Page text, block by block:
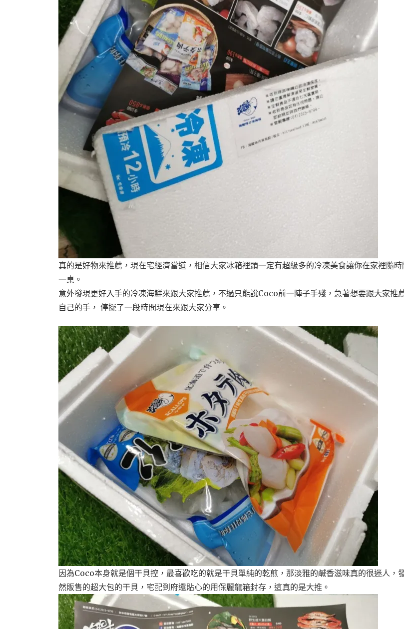
真的是好物來推薦，現在宅經濟當道，相信大家冰箱裡頭一定有超級多的冷凍美食讓你在家裡隨
一桌。
意外發現更好入手的冷凍海鮮來跟大家推薦，不過只能說Coco前一陣子手殘，急著想要跟大家推
自己的手， 停擺了一段時間現在來跟大家分享。
因為Coco本身就是個干貝控，最喜歡吃的就是干貝單純的乾煎，那淡雅的鹹香滋味真的很迷人，
然販售的超大包的干貝，宅配到府還貼心的用保麗龍箱封存，這真的是大推。